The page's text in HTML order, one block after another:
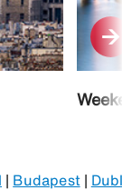
Budapest|